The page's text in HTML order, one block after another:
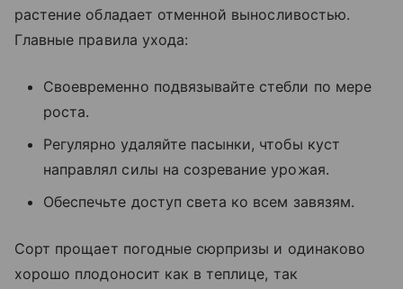
растение обладает отменной выносливостью.
Главные правила ухода:
Своевременно подвязывайте стебли по мере
роста.
Регулярно удаляйте пасынки, чтобы куст
направлял силы на созревание урожая.
Обеспечьте доступ света ко всем завязям.
Сорт прощает погодные сюрпризы и одинаково
хорошо плодоносит как в теплице, так